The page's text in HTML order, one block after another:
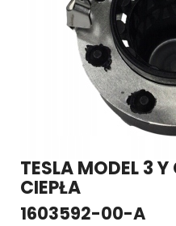
TESLA MODEL 3
CIEPŁA
1603592-00-A